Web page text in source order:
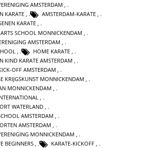
AMSTERDAM ,
KARATE , AMSTERDAM-KARATE ,
KARATE,
SCHOOL MONNICKENDAM
AMSTERDAM
HOME KARATE
KIND KARATE AMSTERDAM
OFF AMSTERDAM
KRIJGSKUNST MONNICKENDAM
MONNICKENDAM
WATERLAND ,
AMSTERDAM ,
AMSTERDAM ,
MONNICKENDAM ,
BEGINNERS, KARATE-KICKOFF ,